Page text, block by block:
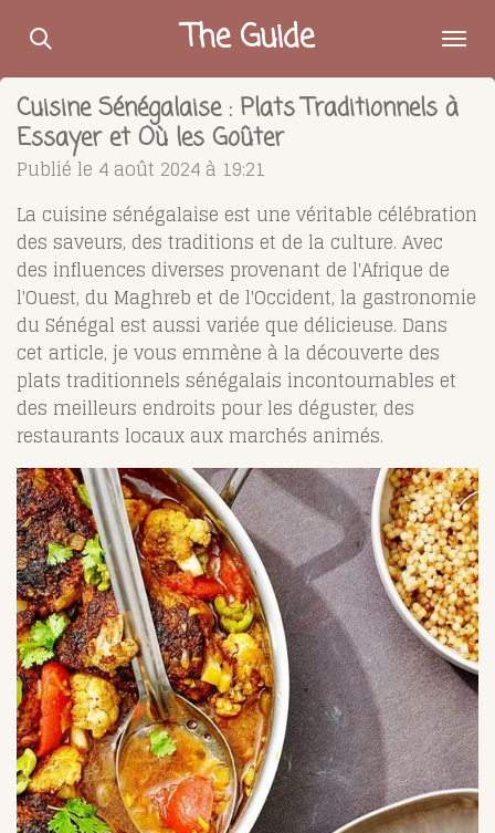
Passer
contenu
principal
The Guide
Cuisine Sénégalaise : Plats Traditionnels à
Essayer et Où les Goûter
Publié le 4 août 2024 à 19:21
La cuisine sénégalaise est une véritable célébration
des saveurs, des traditions et de la culture. Avec
des influences diverses provenant de l'Afrique de
l'Ouest, du Maghreb et de l'Occident, la gastronomie
du Sénégal est aussi variée que délicieuse. Dans
cet article, je vous emmène à la découverte des
plats traditionnels sénégalais incontournables et
des meilleurs endroits pour les déguster, des
restaurants locaux aux marchés animés.